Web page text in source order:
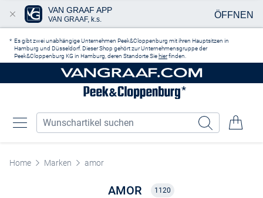
Es gibt zwei unabhängige Unternehmen Peek&Cloppenburg mit ihren Hauptsitzen in
Hamburg und Düsseldorf. Dieser Shop gehört zur Unternehmensgruppe der
Peek&Cloppenburg KG in Hamburg, deren Standorte Sie hierfinden.
Home Marken amor
AMOR 1120
VAN GRAAF APP
VAN GRAAF, k.s. ÖFFNEN